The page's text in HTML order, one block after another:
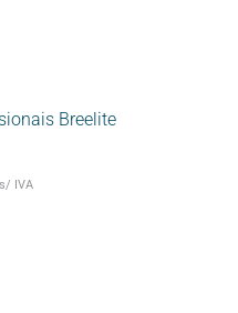
Breelite
s/ IVA